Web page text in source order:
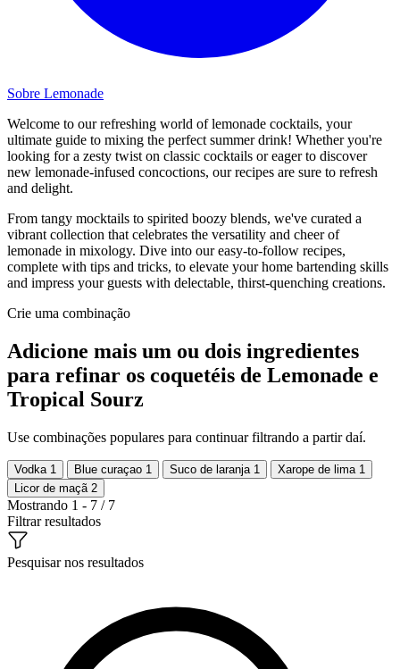
Sobre Lemonade
Welcome to our refreshing world of lemonade cocktails, your
ultimate guide to mixing the perfect summer drink! Whether you're
looking for a zesty twist on classic cocktails or eager to discover
new lemonade-infused concoctions, our recipes are sure to refresh
and delight.
From tangy mocktails to spirited boozy blends, we've curated a
vibrant collection that celebrates the versatility and cheer of
lemonade in mixology. Dive into our easy-to-follow recipes,
complete with tips and tricks, to elevate your home bartending skills
and impress your guests with delectable, thirst-quenching creations.
Crie uma combinação
Adicione mais um ou dois ingredientes
para refinar os coquetéis de Lemonade e
Tropical Sourz
Use combinações populares para continuar filtrando a partir daí.
Vodka 1 Blue curaçao 1 Suco de laranja 1 Xarope de lima 1
Licor de maçã 2
Mostrando 1 - 7 / 7
Filtrar resultados
Pesquisar nos resultados